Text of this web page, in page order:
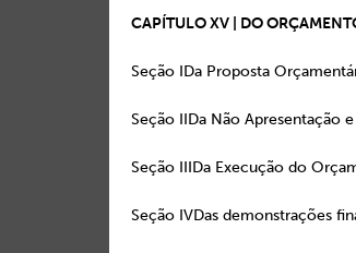
CAPÍTULO XV | DO
Seção IDa
Seção IIDa Não
Seção IIIDa
Seção IVDas